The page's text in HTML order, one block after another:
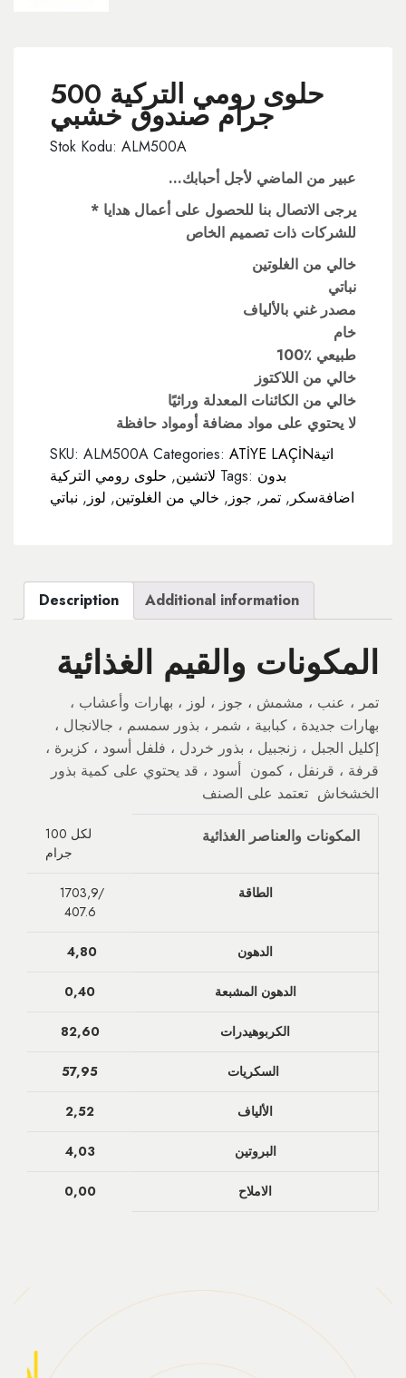
حلوى رومي التركية 500
جرام صندوق خشبي
Stok Kodu: ALM500A
…عبير من الماضي لأجل أحبابك
* يرجى الاتصال بنا للحصول على أعمال هدايا
للشركات ذات تصميم الخاص
خالي من الغلوتين
نباتي
مصدر غني بالألياف
خام
100٪ طبيعي
خالي من اللاكتوز
خالي من الكائنات المعدلة وراثيًا
لا يحتوي على مواد مضافة أومواد حافظة
SKU: ALM500A Categories: ATİYE LAÇİNاتية
لاتشين, حلوى رومي التركية Tags: بدون
اضافةسكر , تمر , جوز , خالي من الغلوتين, لوز , نباتي
Description Additional information
المكونات والقيم الغذائية
بهارات جديدة ، كبابية ، شمر ، بذور سمسم ، جالانجال ،
إكليل الجبل ، زنجبيل ، بذور خردل ، فلفل أسود ، كزبرة ،
قرفة ، قرنفل ، كمون أسود ، قد يحتوي على كمية بذور
الخشخاش تعتمد على الصنف
لكل 100
جرام
المكونات والعناصر الغذائية
1703,9/
407.6
الطاقة
4,80 الدهون
0,40 الدهون المشبعة
82,60 الكربوهيدرات
57,95
2,52 الألياف
4,03 البروتين
0,00 الاملاح